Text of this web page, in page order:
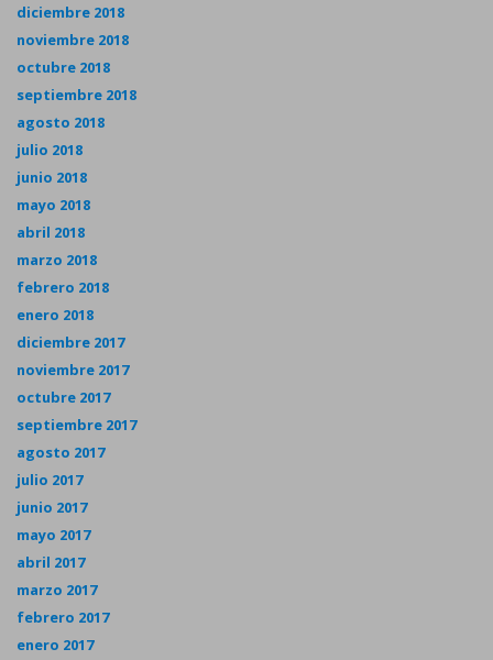
diciembre 2018
noviembre 2018
octubre 2018
septiembre 2018
agosto 2018
julio 2018
junio 2018
mayo 2018
abril 2018
marzo 2018
febrero 2018
enero 2018
diciembre 2017
noviembre 2017
octubre 2017
septiembre 2017
agosto 2017
julio 2017
junio 2017
mayo 2017
abril 2017
marzo 2017
febrero 2017
enero 2017